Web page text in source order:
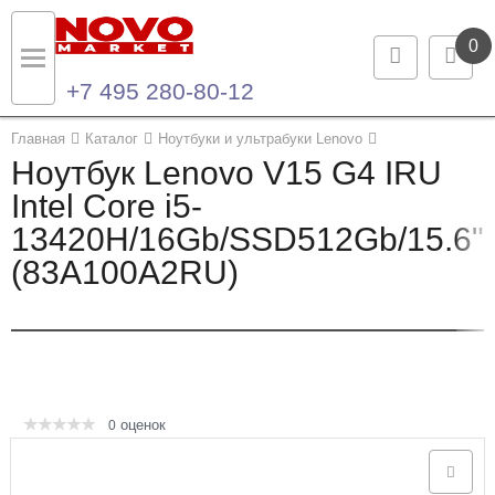
0
+7 495 280-80-12
Главная Каталог Ноутбуки и ультрабуки Lenovo
Ноутбук Lenovo V15 G4 IRU
Intel Core i5-
13420H/16Gb/SSD512Gb/
(83A100A2RU)
0 оценок
Назад
Каталог продукции
Ноутбуки и ультрабуки
Компьютеры
Опции и комплектующие
Назад
Контакты
Контактная информация